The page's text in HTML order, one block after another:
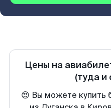
Цены на
(туда и
😍 Вы можете купить